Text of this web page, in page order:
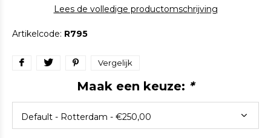
Lees de volledige productomschrijving
Artikelcode: R795
Vergelijk
Maak een keuze: *